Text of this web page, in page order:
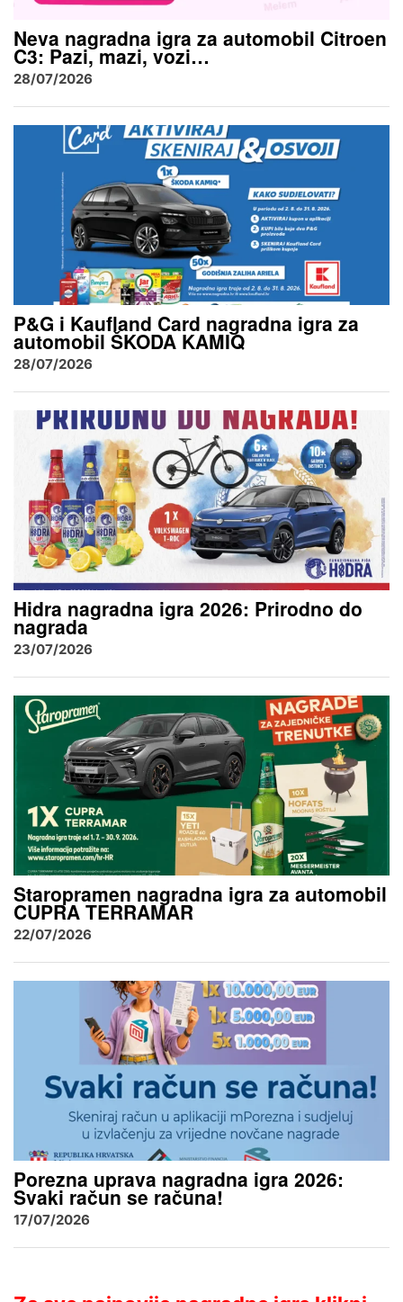
Neva nagradna igra za automobil Citroen
C3: Pazi, mazi, vozi…
28/07/2026
P&G i Kaufland Card nagradna igra za
automobil ŠKODA KAMIQ
28/07/2026
Hidra nagradna igra 2026: Prirodno do
nagrada
23/07/2026
Staropramen nagradna igra za automobil
CUPRA TERRAMAR
22/07/2026
Porezna uprava nagradna igra 2026:
Svaki račun se računa!
17/07/2026